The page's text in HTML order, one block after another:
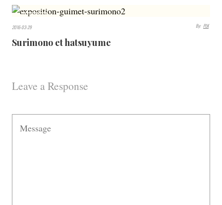
3536
VIEWS
2016-03-29 By: PLK
Surimono et hatsuyume
Leave a Response